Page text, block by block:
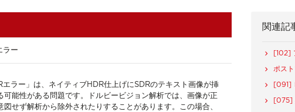
ラー
ラー」は、ネイティブHDR仕上げにSDRのテキスト画像が挿
可能性がある問題です。ドルビービジョン解析では、画像が正
せず解析から除外されたりすることがあります。この場合、
関連記
[102]
ポス
[091]
[075]